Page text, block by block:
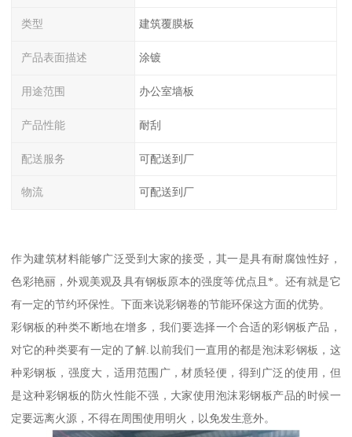
类型 建筑覆膜板
产品表面描述 涂镀
用途范围 办公室墙板
产品性能 耐刮
配送服务 可配送到厂
物流 可配送到厂
作为建筑材料能够广泛受到大家的接受，其一是具有耐腐蚀性好，
色彩艳丽，外观美观及具有钢板原本的强度等优点且*。还有就是它
有一定的节约环保性。下面来说彩钢卷的节能环保这方面的优势。
彩钢板的种类不断地在增多，我们要选择一个合适的彩钢板产品，
对它的种类要有一定的了解.以前我们一直用的都是泡沫彩钢板，这
种彩钢板，强度大，适用范围广，材质轻便，得到广泛的使用，但
是这种彩钢板的防火性能不强，大家使用泡沫彩钢板产品的时候一
定要远离火源，不得在周围使用明火，以免发生意外。